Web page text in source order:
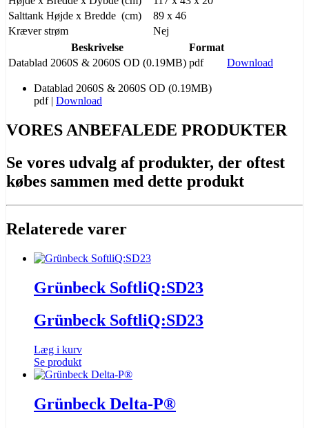
Salttank Højde x Bredde (cm)
89 x 46
Kræver strøm
Nej
Beskrivelse
Format
Datablad 2060S & 2060S OD (0.19MB) pdf Download
Datablad 2060S & 2060S OD (0.19MB)
pdf| Download
VORES ANBEFALEDE PRODUKTER
Se vores udvalg af produkter, der oftest
købes sammen med dette produkt
Relaterede varer
Grünbeck SoftliQ:SD23
Grünbeck SoftliQ:SD23
Læg i kurv
Se produkt
Grünbeck Delta-P®